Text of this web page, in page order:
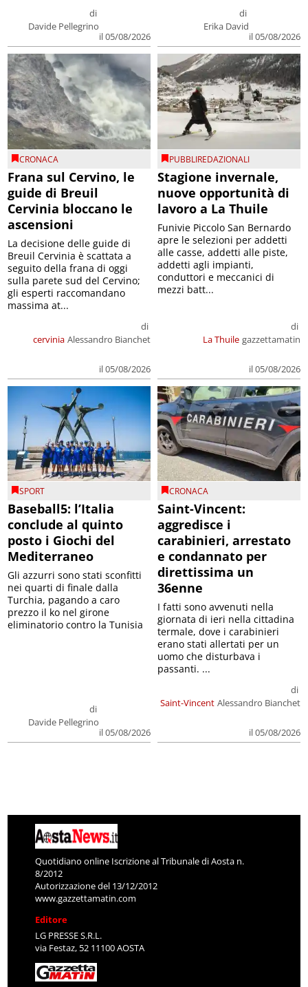
di
Davide Pellegrino
il 05/08/2026
di
Erika David
il 05/08/2026
CRONACA
Frana sul Cervino, le
guide di Breuil
Cervinia bloccano le
ascensioni
cervinia
di
Alessandro Bianchet
il 05/08/2026
La decisione delle guide di
Breuil Cervinia è scattata a
seguito della frana di oggi
sulla parete sud del Cervino;
gli esperti raccomandano
massima at...
PUBBLIREDAZIONALI
Stagione invernale,
nuove opportunità di
lavoro a La Thuile
La Thuile
di
gazzettamatin
il 05/08/2026
Funivie Piccolo San Bernardo
apre le selezioni per addetti
alle casse, addetti alle piste,
addetti agli impianti,
conduttori e meccanici di
mezzi batt...
SPORT
Baseball5: l’Italia
conclude al quinto
posto i Giochi del
Mediterraneo
di
Davide Pellegrino
il 05/08/2026
Gli azzurri sono stati sconfitti
nei quarti di finale dalla
Turchia, pagando a caro
prezzo il ko nel girone
eliminatorio contro la Tunisia
CRONACA
Saint-Vincent:
aggredisce i
carabinieri, arrestato
e condannato per
direttissima un
36enne
Saint-Vincent
di
Alessandro Bianchet
il 05/08/2026
I fatti sono avvenuti nella
giornata di ieri nella cittadina
termale, dove i carabinieri
erano stati allertati per un
uomo che disturbava i
passanti. ...
Quotidiano online Iscrizione al Tribunale di Aosta n.
8/2012
Autorizzazione del 13/12/2012
www.gazzettamatin.com
Editore
LG PRESSE S.R.L.
via Festaz, 52 11100 AOSTA